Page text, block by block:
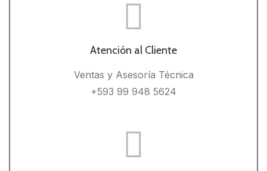
Atención al Cliente
Ventas y Asesoría Técnica
+593 99 948 5624